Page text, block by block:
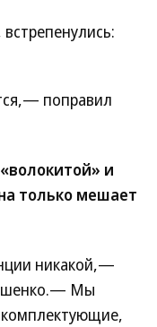
поправил
и
только мешает
никакой,—
Мы